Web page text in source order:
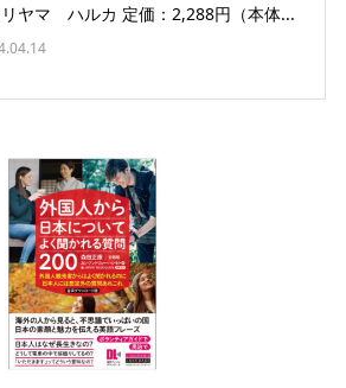
ヤマ ハルカ 定価：2,288円（本体...